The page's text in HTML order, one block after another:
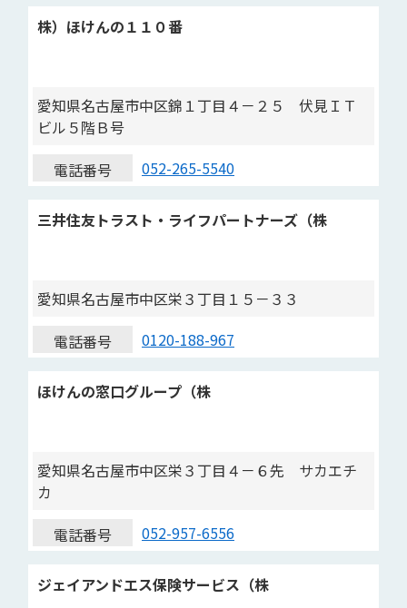
株）ほけんの１１０番
愛知県名古屋市中区錦１丁目４－２５ 伏見ＩＴ
ビル５階Ｂ号
電話番号
052-265-5540
三井住友トラスト・ライフパートナーズ（株
愛知県名古屋市中区栄３丁目１５－３３
電話番号
0120-188-967
ほけんの窓口グループ（株
愛知県名古屋市中区栄３丁目４－６先 サカエチ
カ
電話番号
052-957-6556
ジェイアンドエス保険サービス（株